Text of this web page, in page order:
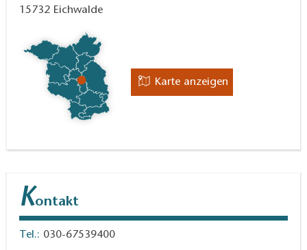
15732 Eichwalde
Karte anzeigen
Kontakt
Tel.: 030-67539400